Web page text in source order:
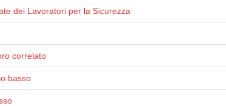
dei Lavoratori per la Sicurezza
correlato
basso